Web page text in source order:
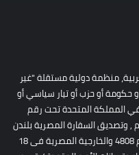
منظمة دولية مستقلة "غير
حكومة أو حزب أو تيار سياسي أو
المملكة المتحدة تحت رقم
9599569 بتاريخ 19/5/2015 م , وتصديق السفارة المصرية بلندن
فى 28 مايو 2015 تحت رقم 4808 والخارجية المصرية فى 18